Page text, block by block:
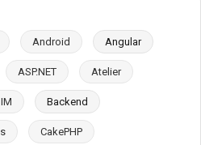
Android Angular
ASP.NET Atelier
Backend
CakePHP